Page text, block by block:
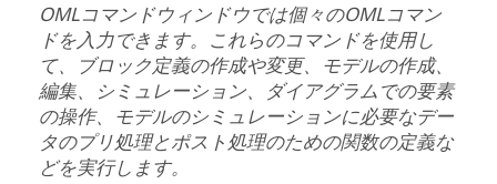
OMLコマンドウィンドウでは個々のOMLコマン
ドを入力できます。これらのコマンドを使用し
て、ブロック定義の作成や変更、モデルの作成、
編集、シミュレーション、ダイアグラムでの要素
の操作、モデルのシミュレーションに必要なデー
タのプリ処理とポスト処理のための関数の定義な
どを実行します。